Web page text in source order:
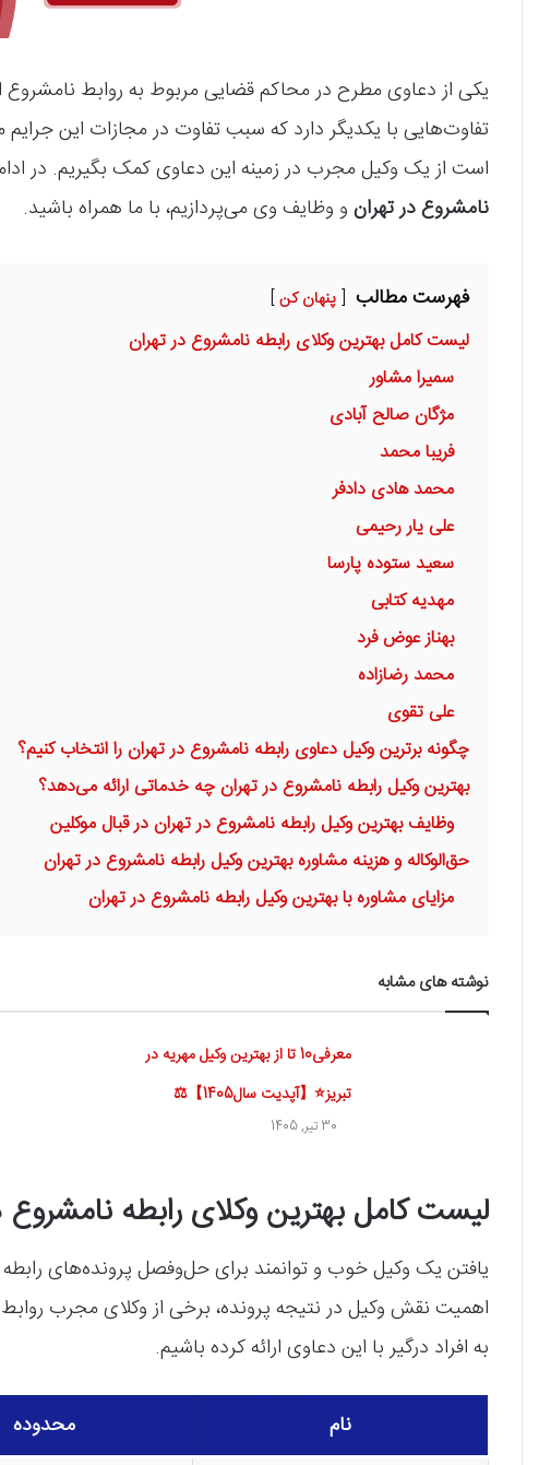
یکی از دعاوی مطرح در محاکم قضایی مربوط به روابط
تفاوت‌هایی با یکدیگر دارد که سبب تفاوت در مجازات این
است از یک وکیل مجرب در زمینه این دعاوی کمک بگیریم. در
نامشروع در تهران و وظایف وی می‌پردازیم، با ما همراه باشید.
فهرست مطالب پنهان کن
لیست کامل بهترین وکلای رابطه نامشروع در تهران
سمیرا مشاور
مژگان صالح آبادی
فریبا محمد
محمد هادی دادفر
علی یار رحیمی
سعید ستوده پارسا
مهدیه کتابی
بهناز عوض فرد
محمد رضازاده
علی تقوی
چگونه برترین وکیل دعاوی رابطه نامشروع در تهران را انتخاب کنیم؟
بهترین وکیل رابطه نامشروع در تهران چه خدماتی ارائه می‌دهد؟
وظایف بهترین وکیل رابطه نامشروع در تهران در قبال موکلین
حق‌الوکاله و هزینه مشاوره بهترین وکیل رابطه نامشروع در تهران
مزایای مشاوره با بهترین وکیل رابطه نامشروع در تهران
نوشته های مشابه
معرفی10 تا از بهترین وکیل مهریه در
تبریز⭐【آپدیت سال1405】⚖️
30 تیر, 1405
لیست کامل بهترین وکلای رابطه نامشروع
یافتن یک وکیل خوب و توانمند برای حل‌وفصل پرونده‌های
اهمیت نقش وکیل در نتیجه پرونده، برخی از وکلای مجرب
به افراد درگیر با این دعاوی ارائه کرده باشیم.
نام محدوده